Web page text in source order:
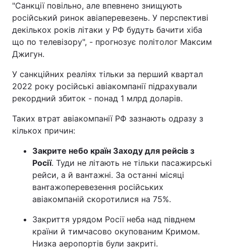
"Санкції повільно, але впевнено знищують
російський ринок авіаперевезень. У перспективі
декількох років літаки у РФ будуть бачити хіба
що по телевізору", - прогнозує політолог Максим
Джигун.
У санкційних реаліях тільки за перший квартал
2022 року російські авіакомпанії підрахували
рекордний збиток - понад 1 млрд доларів.
Таких втрат авіакомпанії РФ зазнають одразу з
кількох причин:
Закрите небо країн Заходу для рейсів з
Росії. Туди не літають не тільки пасажирські
рейси, а й вантажні. За останні місяці
вантажоперевезення російських
авіакомпаній скоротилися на 75%.
Закриття урядом Росії неба над півднем
країни й тимчасово окупованим Кримом.
Низка аеропортів були закриті.